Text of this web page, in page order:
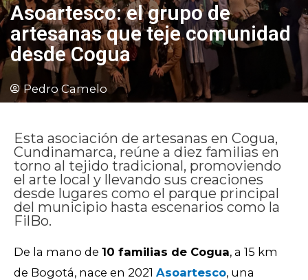
Asoartesco: el grupo de
artesanas que teje comunidad
desde Cogua
Pedro Camelo
Esta asociación de artesanas en Cogua,
Cundinamarca, reúne a diez familias en
torno al tejido tradicional, promoviendo
el arte local y llevando sus creaciones
desde lugares como el parque principal
del municipio hasta escenarios como la
FilBo.
De la mano de 10 familias de Cogua, a 15 km
de Bogotá, nace en 2021 Asoartesco, una